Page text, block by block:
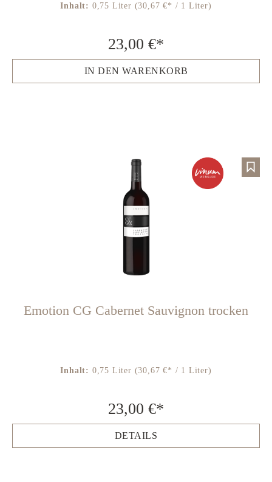
Inhalt: 0,75 Liter (30,67 €* / 1 Liter)
23,00 €*
IN DEN WARENKORB
Emotion CG Cabernet Sauvignon trocken
Inhalt: 0,75 Liter (30,67 €* / 1 Liter)
23,00 €*
DETAILS